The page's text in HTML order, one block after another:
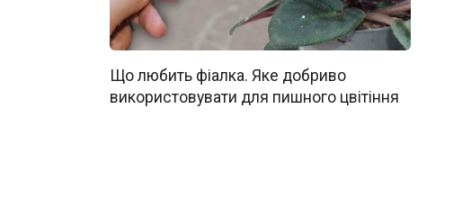
Що любить фіалка. Яке добриво
використовувати для пишного цвітіння